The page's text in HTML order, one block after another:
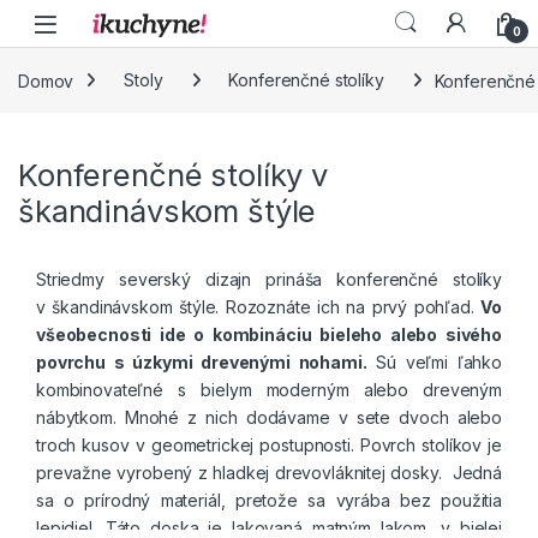
Skip to navigation
Skip to content
0
Domov Stoly Konferenčné stolíky
Konferenčné stolíky v
škandinávskom štýle
Striedmy severský dizajn prináša konferenčné stolíky
v škandinávskom štýle. Rozoznáte ich na prvý pohľad.Vo
všeobecnosti ide o kombináciu bieleho alebo sivého
povrchu s úzkymi drevenými nohami. Sú veľmi ľahko
kombinovateľné s bielym moderným alebo dreveným
nábytkom. Mnohé z nich dodávame v sete dvoch alebo
troch kusov v geometrickej postupnosti. Povrch stolíkov je
prevažne vyrobený z hladkej drevovláknitej dosky. Jedná
sa o prírodný materiál, pretože sa vyrába bez použitia
lepidiel. Táto doska je lakovaná matným lakom, v bielej